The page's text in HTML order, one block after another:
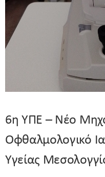
6η ΥΠΕ – Νέο
Οφθαλμολογικό
Υγείας